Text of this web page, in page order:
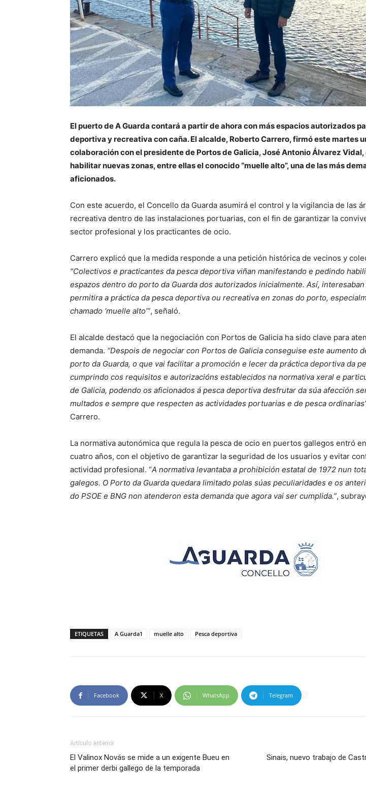
El puerto de A Guarda contará a partir de ahora con más espacios autorizados
deportiva y recreativa con caña. El alcalde, Roberto Carrero, firmó este martes
colaboración con el presidente de Portos de Galicia, José Antonio Álvarez
habilitar nuevas zonas, entre ellas el conocido “muelle alto”, una de las más
aficionados.
Con este acuerdo, el Concello da Guarda asumirá el control y la vigilancia de las
recreativa dentro de las instalaciones portuarias, con el fin de garantizar la
sector profesional y los practicantes de ocio.
Carrero explicó que la medida responde a una petición histórica de vecinos y
“Colectivos e practicantes da pesca deportiva viñan manifestando e pedindo
espazos dentro do porto da Guarda dos autorizados inicialmente. Así, interesaban
permitira a práctica da pesca deportiva ou recreativa en zonas do porto,
chamado ‘muelle alto’”, señaló.
El alcalde destacó que la negociación con Portos de Galicia ha sido clave para
demanda. “Despois de negociar con Portos de Galicia conseguise este aumento
porto da Guarda, o que vai facilitar a promoción e lecer da práctica deportiva da
cumprindo cos requisitos e autorizacións establecidos na normativa xeral e
de Galicia, podendo os aficionados á pesca deportiva desfrutar da súa afección
multados e sempre que respecten as actividades portuarias e de pesca
Carrero.
La normativa autonómica que regula la pesca de ocio en puertos gallegos entró
cuatro años, con el objetivo de garantizar la seguridad de los usuarios y evitar
actividad profesional. “A normativa levantaba a prohibición estatal de 1972 nun
galegos. O Porto da Guarda quedara limitado polas súas peculiaridades e os
do PSOE e BNG non atenderon esta demanda que agora vai ser cumplida.”,
ETIQUETAS A Guarda1 muelle alto Pesca deportiva
Facebook X WhatsApp Telegram
Artículo anterior
El Valinox Novás se mide a un exigente Bueu en
el primer derbi gallego de la temporada
Sinais, nuevo trabajo de